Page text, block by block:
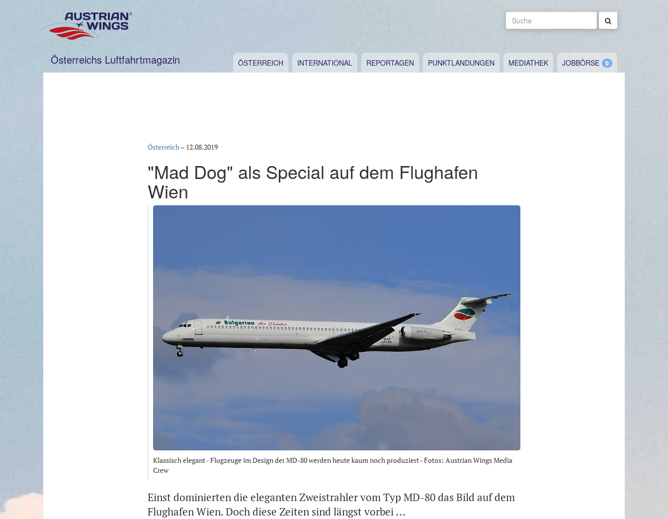
Suche
Österreichs Luftfahrtmagazin ÖSTERREICH INTERNATIONAL REPORTAGEN PUNKTLANDUNGEN MEDIATHEK JOBBÖRSE
Österreich– 12.08.2019
"Mad Dog" als Special auf dem Flughafen
Wien
Klassisch elegant - Flugzeuge im Design der MD-80 werden heute kaum noch produziert - Fotos: Austrian Wings Media
Crew
Einst dominierten die eleganten Zweistrahler vom Typ MD-80 das Bild auf dem
Flughafen Wien. Doch diese Zeiten sind längst vorbei ...